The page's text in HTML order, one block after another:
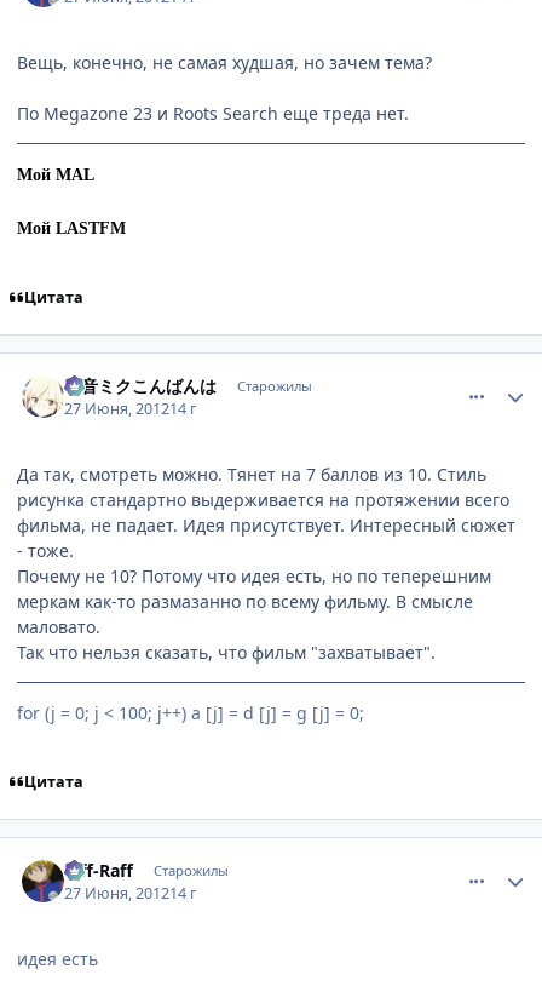
Вещь, конечно, не самая худшая, но зачем тема?
По Megazone 23 и Roots Search еще треда нет.
Мой MAL
Мой LASTFM
Цитата
初音ミクこんばんは Старожилы
27 Июня, 201214 г
Да так, смотреть можно. Тянет на 7 баллов из 10. Стиль
рисунка стандартно выдерживается на протяжении всего
фильма, не падает. Идея присутствует. Интересный сюжет
- тоже.
Почему не 10? Потому что идея есть, но по теперешним
меркам как-то размазанно по всему фильму. В смысле
маловато.
Так что нельзя сказать, что фильм "захватывает".
for (j = 0; j < 100; j++) a [j] = d [j] = g [j] = 0;
Цитата
Riff-Raff Старожилы
27 Июня, 201214 г
идея есть